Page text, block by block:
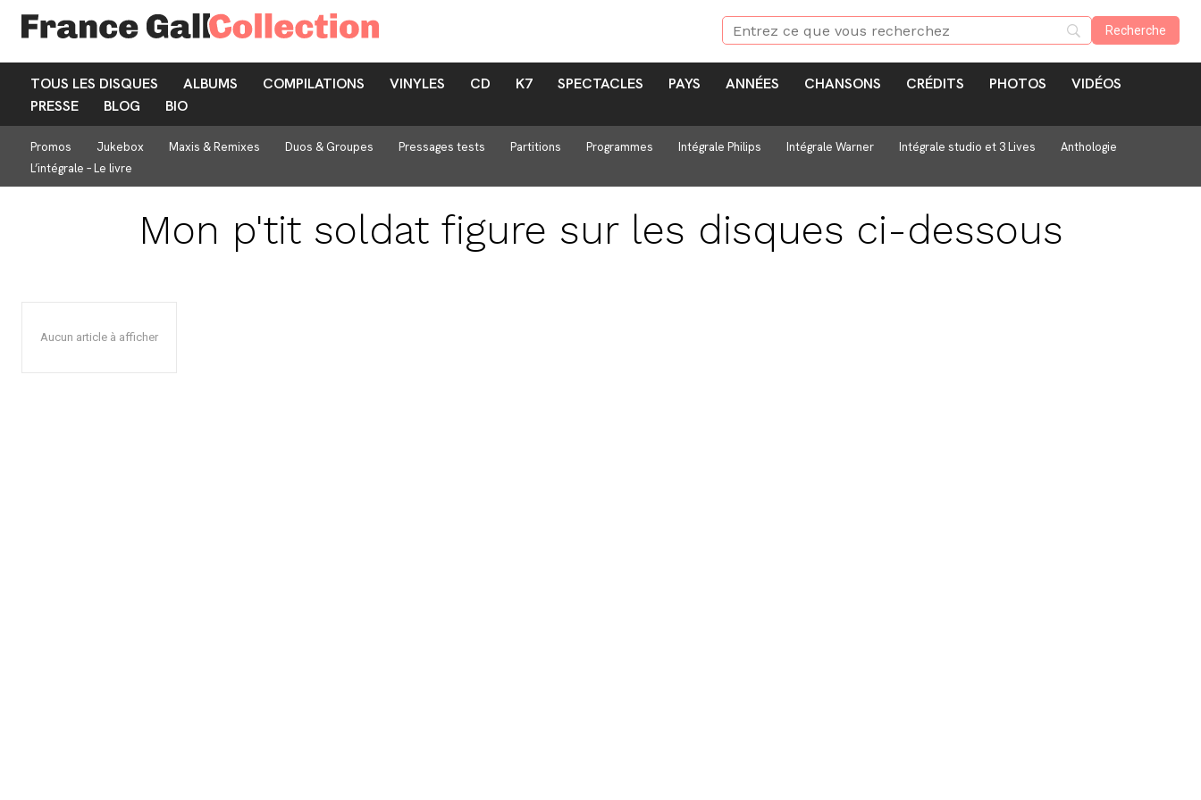
TOUS LES DISQUES ALBUMS COMPILATIONS VINYLES CD K7 SPECTACLES PAYS ANNÉES CHANSONS CRÉDITS PHOTOS
VIDÉOS
PRESSE
BLOG BIO
Promos Jukebox Maxis & Remixes Duos & Groupes Pressages tests Partitions Programmes Intégrale Philips Intégrale Warner Intégrale studio et 3 Lives
Anthologie
L’intégrale – Le livre
Mon p'tit soldatfigure sur les disques ci-dessous
Aucun article à afficher